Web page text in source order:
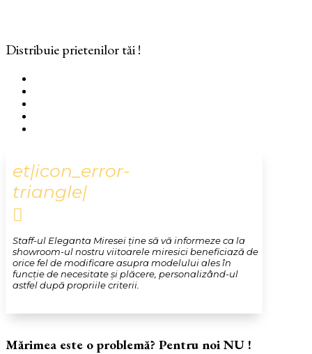
Distribuie prietenilor tăi !
et|icon_error-
triangle|

Staff-ul Eleganta Miresei ține să vă informeze ca la
showroom-ul nostru viitoarele miresici beneficiază de
orice fel de modificare asupra modelului ales în
funcție de necesitate și plăcere, personalizând-ul
astfel după propriile criterii.
Mărimea este o problemă? Pentru noi NU !